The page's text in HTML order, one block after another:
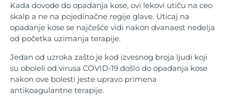
Kada dovode do opadanja kose, ovi lekovi utiču na ceo
skalp a ne na pojedinačne regije glave. Uticaj na
opadanje kose se najčešće vidi nakon dvanaest nedelja
od početka uzimanja terapije.
Jedan od uzroka zašto je kod izvesnog broja ljudi koji
su oboleli od virusa COVID-19 došlo do opadanja kose
nakon ove bolesti jeste upravo primena
antikoagulantne terapije.